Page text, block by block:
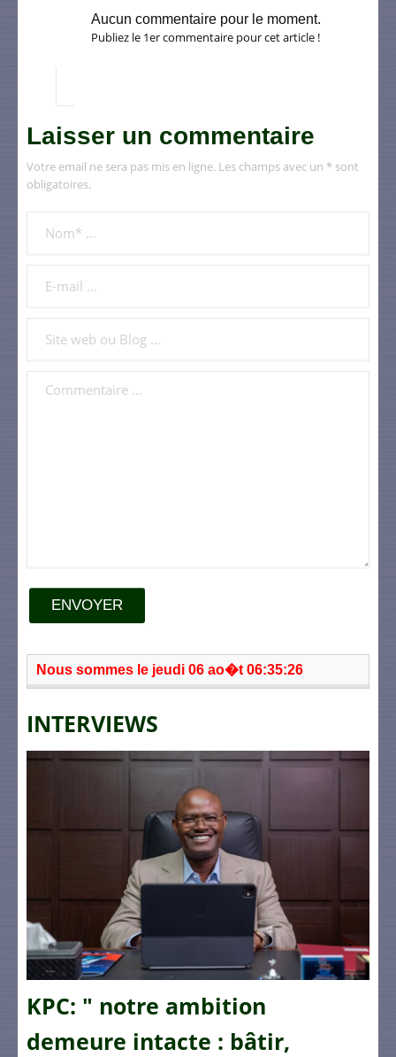
Aucun commentaire pour le moment.
Publiez le 1er commentaire pour cet article !
Laisser un commentaire
Votre email ne sera pas mis en ligne. Les champs avec un * sont
obligatoires.
ENVOYER
Nous sommes le jeudi 06 ao�t 06:35:26
INTERVIEWS
KPC: " notre ambition
demeure intacte : bâtir,